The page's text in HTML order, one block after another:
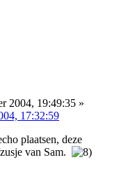
2004, 19:49:35 »
17:32:59
plaatsen, deze
van Sam.